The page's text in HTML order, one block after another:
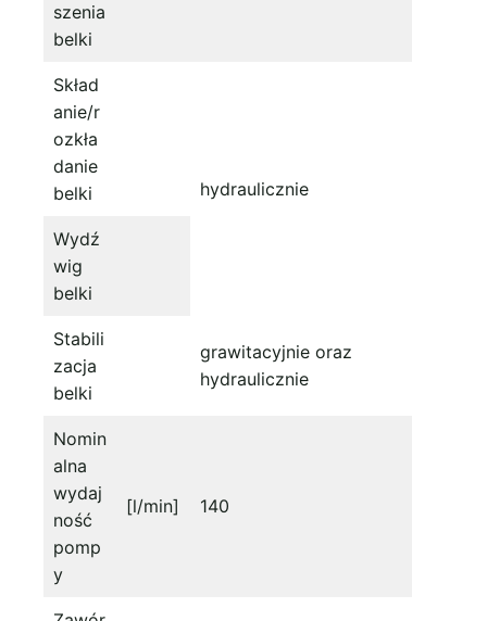
szenia
belki
Skład
anie/r
ozkła
danie
belki
hydraulicznie
Wydź
wig
belki
Stabili
zacja
belki
grawitacyjnie oraz
hydraulicznie
Nomin
alna
wydaj
ność
pomp
y
[l/min] 140